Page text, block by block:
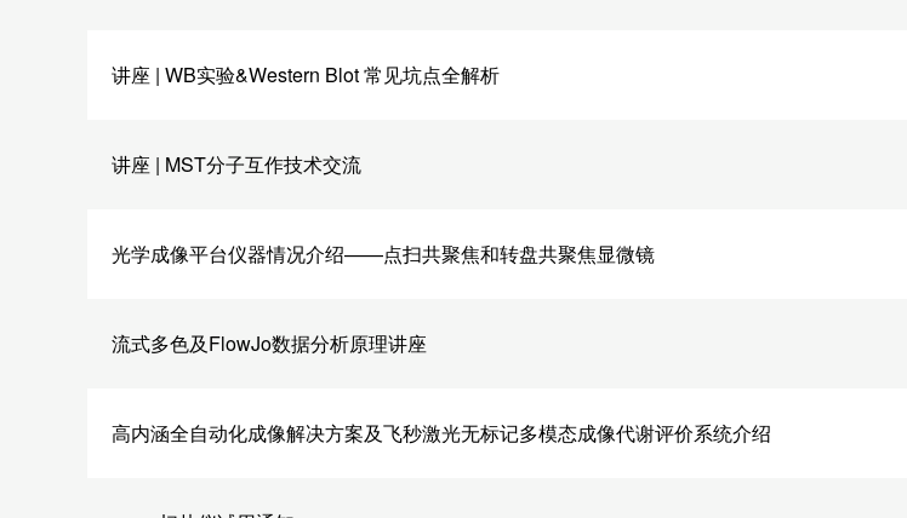
讲座 | WB实验&Western Blot 常见坑点全解析
讲座 | MST分子互作技术交流
光学成像平台仪器情况介绍——点扫共聚焦和转盘共聚焦显微镜
流式多色及FlowJo数据分析原理讲座
高内涵全自动化成像解决方案及飞秒激光无标记多模态成像代谢评价系统介绍